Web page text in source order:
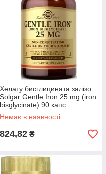
Хелату бисглицината залізо
Solgar Gentle Iron 25 mg (iron
bisglycinate) 90 капс
Немає в наявності
824,82 ₴